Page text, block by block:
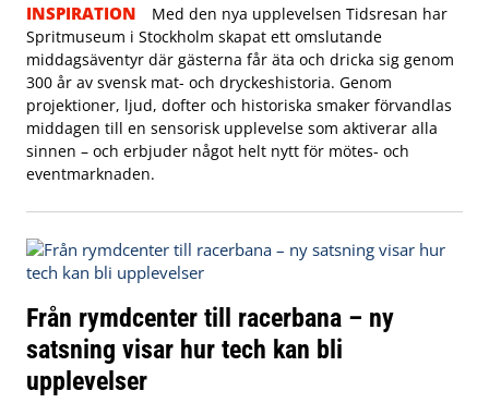
INSPIRATION
Med den nya upplevelsen Tidsresan har
Spritmuseum i Stockholm skapat ett omslutande
middagsäventyr där gästerna får äta och dricka sig genom
300 år av svensk mat- och dryckeshistoria. Genom
projektioner, ljud, dofter och historiska smaker förvandlas
middagen till en sensorisk upplevelse som aktiverar alla
sinnen – och erbjuder något helt nytt för mötes- och
eventmarknaden.
Från rymdcenter till racerbana – ny
satsning visar hur tech kan bli
upplevelser